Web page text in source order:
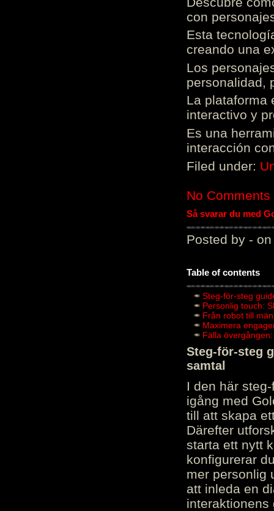
con
Esta
creando una
Los
personalidad,
La plataforma
interactivo y
Es una
interacción
Filed under:
No Comments
Så svarar du med
Posted by - on
Table of contents
Steg-för-steg
Personlig touch:
Från robot till
Maximera
Fälla
Steg-för-steg
samtal
I den här
igång med
till att skapa
Därefter
starta ett nytt
konfigurerar
mer personlig
att inleda en
interaktionens